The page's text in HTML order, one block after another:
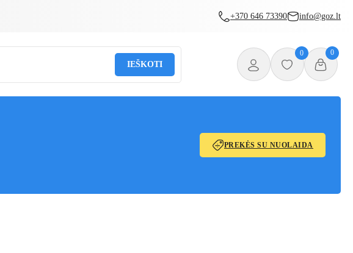
+370 646 73390 info@goz.lt
IEŠKOTI
0 0
PREKĖS SU NUOLAIDA